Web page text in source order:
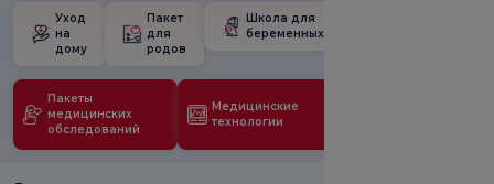
Уход
на
дому
Пакет
для
родов
Школа для
беременных
Пакеты
медицинских
обследований
Медицинские
технологии